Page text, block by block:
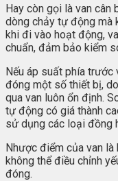
Hay còn gọi là van cân
dòng chảy tự động mà
khi đi vào hoạt động,
chuẩn, đảm bảo kiểm
Nếu áp suất phía trước
đóng một số thiết bị,
qua van luôn ổn định.
tự động có giá thành
sử dụng các loại đồng
Nhược điểm của van là
không thể điều chỉnh
đóng.